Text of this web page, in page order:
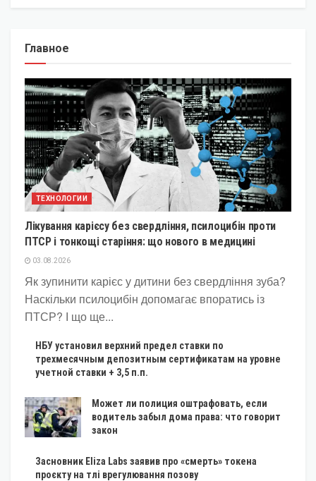
Главное
ТЕХНОЛОГИИ
Лікування карієсу без свердління, псилоцибін проти
ПТСР і тонкощі старіння: що нового в медицині
03.08.2026
Як зупинити карієс у дитини без свердління зуба?
Наскільки псилоцибін допомагає впоратись із
ПТСР? І що ще...
НБУ установил верхний предел ставки по
трехмесячным депозитным сертификатам на уровне
учетной ставки + 3,5 п.п.
Может ли полиция оштрафовать, если
водитель забыл дома права: что говорит
закон
Засновник Eliza Labs заявив про «смерть» токена
проєкту на тлі врегулювання позову